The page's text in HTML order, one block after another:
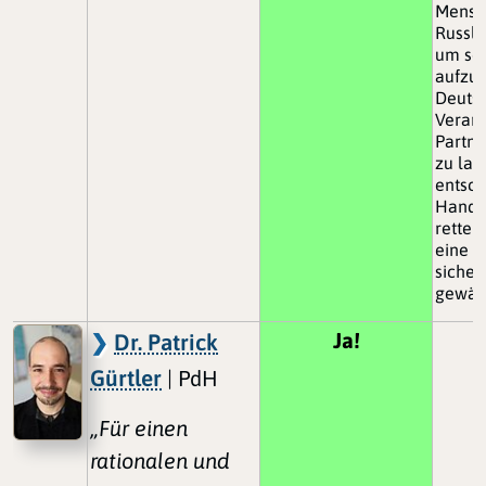
um
zu
retten
eine
Dr. Patrick
Gürtler | PdH
„Für einen
rationalen und
Ja!